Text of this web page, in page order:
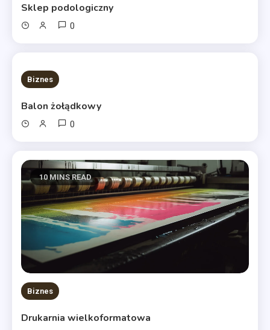
Sklep podologiczny
0
10 MINS READ
Biznes
Balon żołądkowy
0
10 MINS READ
Biznes
Drukarnia wielkoformatowa